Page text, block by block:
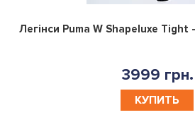
Легінси Puma W Shapeluxe
3999 грн.
КУПИТЬ